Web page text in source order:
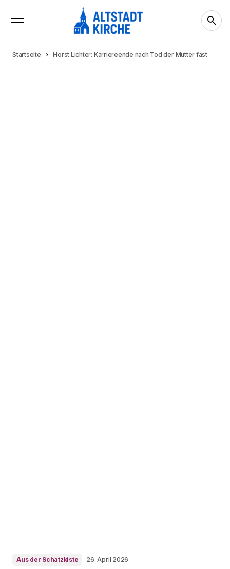
Startseite Horst Lichter: Karriereende nach Tod der Mutter fast
Aus der Schatzkiste 26. April 2026